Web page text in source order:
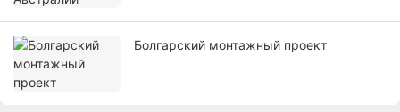
Болгарский монтажный проект